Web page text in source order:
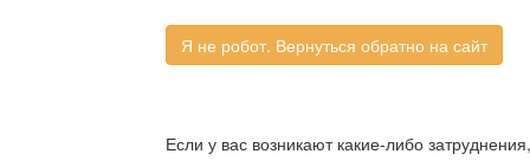
Если у вас возникают какие-либо